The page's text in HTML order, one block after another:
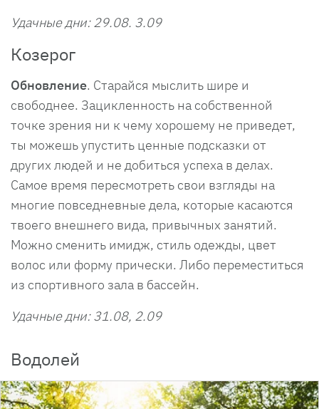
Удачные дни: 29.08. 3.09
Козерог
Обновление. Старайся мыслить шире и
свободнее. Зацикленность на собственной
точке зрения ни к чему хорошему не приведет,
ты можешь упустить ценные подсказки от
других людей и не добиться успеха в делах.
Самое время пересмотреть свои взгляды на
многие повседневные дела, которые касаются
твоего внешнего вида, привычных занятий.
Можно сменить имидж, стиль одежды, цвет
волос или форму прически. Либо переместиться
из спортивного зала в бассейн.
Удачные дни: 31.08, 2.09
Водолей